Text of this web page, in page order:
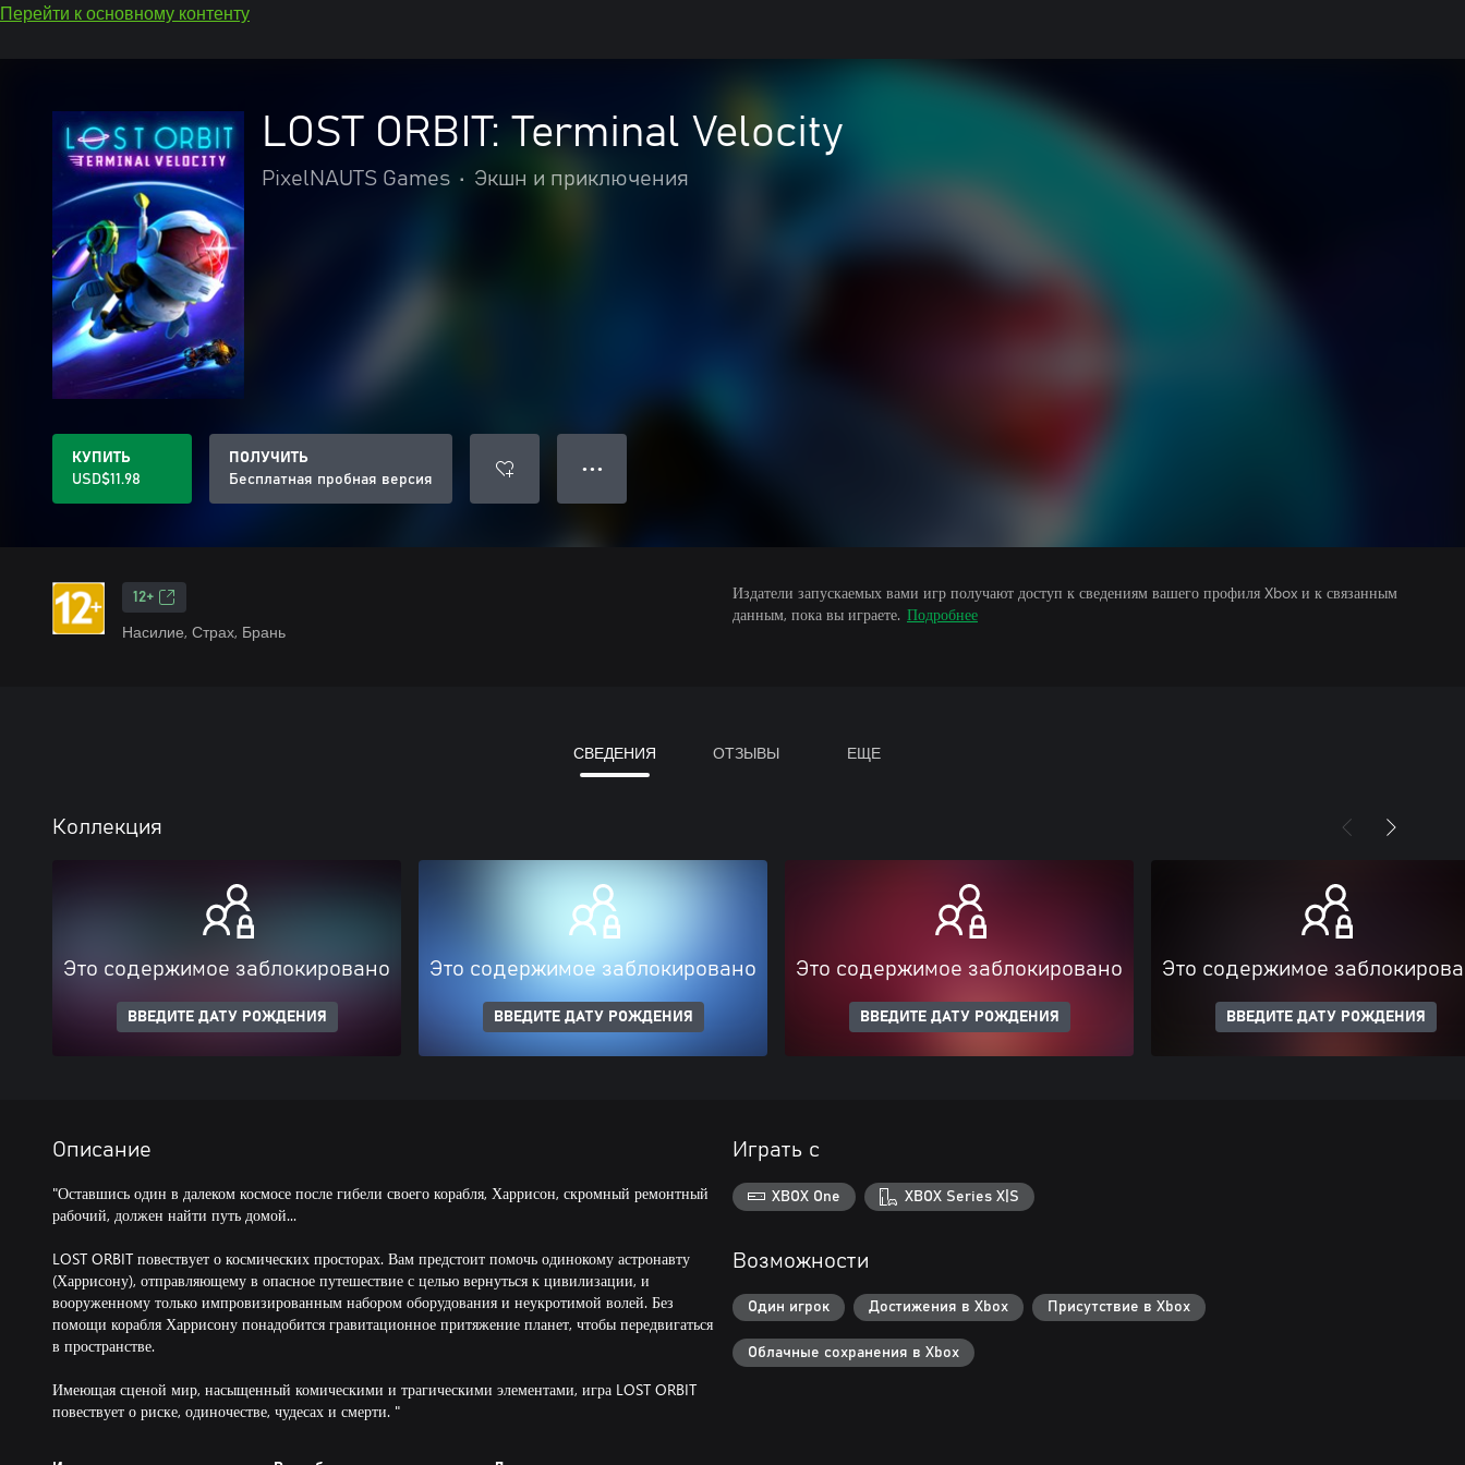
Перейти к основному контенту
LOST ORBIT: Terminal Velocity
PixelNAUTS Games • Экшн и приключения
КУПИТЬ
USD$11.98
ПОЛУЧИТЬ
Бесплатная пробная версия
● ● ●
12+
Насилие, Страх, Брань
Издатели запускаемых вами игр получают доступ к сведениям вашего профиля Xbox и к связанным
данным, пока вы играете. Подробнее
СВЕДЕНИЯ ОТЗЫВЫ ЕЩЕ
Коллекция
Это содержимое заблокировано
ВВЕДИТЕ ДАТУ РОЖДЕНИЯ
Это содержимое заблокировано
ВВЕДИТЕ ДАТУ РОЖДЕНИЯ
Это содержимое заблокировано
ВВЕДИТЕ ДАТУ РОЖДЕНИЯ
Это содержимое
ВВЕДИТЕ ДАТУ РОЖДЕНИЯ
Описание
"Оставшись один в далеком космосе после гибели своего корабля, Харрисон, скромный ремонтный
рабочий, должен найти путь домой...
LOST ORBIT повествует о космических просторах. Вам предстоит помочь одинокому астронавту
(Харрисону), отправляющему в опасное путешествие с целью вернуться к цивилизации, и
вооруженному только импровизированным набором оборудования и неукротимой волей. Без
помощи корабля Харрисону понадобится гравитационное притяжение планет, чтобы передвигаться
в пространстве.
Имеющая сценой мир, насыщенный комическими и трагическими элементами, игра LOST ORBIT
повествует о риске, одиночестве, чудесах и смерти. "
Играть с
XBOX One XBOX Series X|S
Возможности
Один игрок Достижения в Xbox Присутствие в Xbox
Облачные сохранения в Xbox